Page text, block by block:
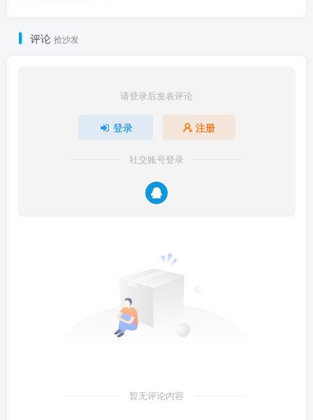
评论 抢沙发
请登录后发表评论
登录 注册
社交账号登录
暂无评论内容